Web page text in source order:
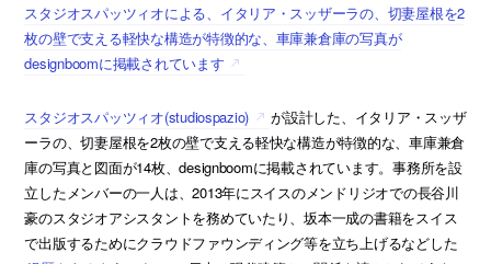
スタジオスパッツィオによる、イタリア・スッザーラの、切妻屋根を2
枚の壁で支える軽快な構造が特徴的な、車庫兼倉庫の写真が
designboomに掲載されています
スタジオスパッツィオ(studiospazio)
が設計した、イタリア・スッザ
ーラの、切妻屋根を2枚の壁で支える軽快な構造が特徴的な、車庫兼倉
庫の写真と図面が14枚、designboomに掲載されています。事務所を設
立したメンバーの一人は、2013年にスイスのメンドリジオでの長谷川
豪のスタジオアシスタントを務めていたり、坂本一成の書籍をスイス
で出版するためにクラウドファウンディング等を立ち上げるなどした